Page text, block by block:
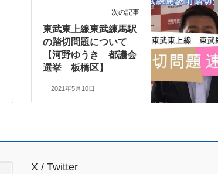
次の記事
東武東上線東武練馬駅
の踏切問題について
【河野ゆうき 都議会
選挙 板橋区】
2021年5月10日
X / Twitter